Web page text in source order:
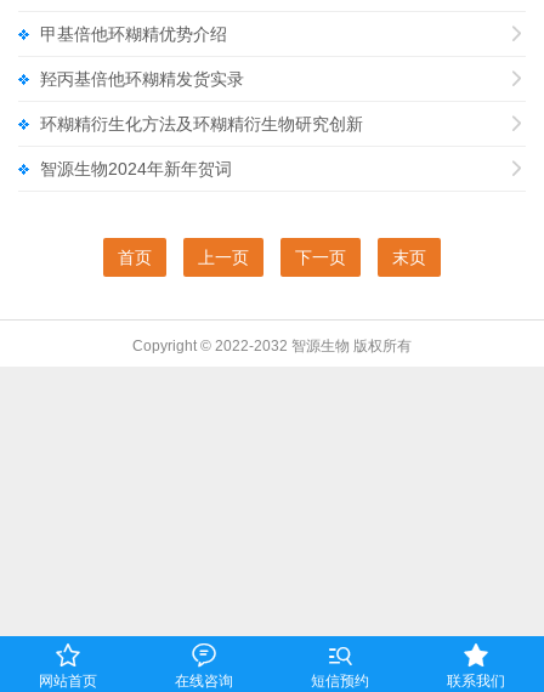

甲基倍他环糊精优势介绍

羟丙基倍他环糊精发货实录

环糊精衍生化方法及环糊精衍生物研究创新

智源生物2024年新年贺词
首页 上一页 下一页 末页
Copyright © 2022-2032 智源生物 版权所有

网站首页

在线咨询

短信预约

联系我们